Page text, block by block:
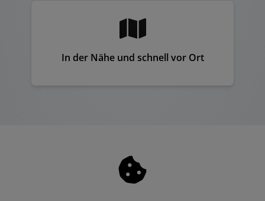
In der Nähe und schnell vor Ort